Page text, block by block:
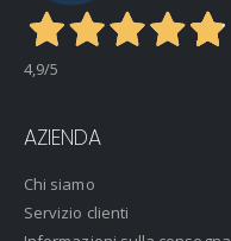
4,9/5
AZIENDA
Chi siamo
Servizio clienti